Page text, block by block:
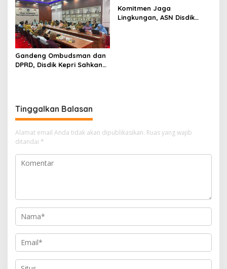
Gandeng Ombudsman dan
DPRD, Disdik Kepri Sahkan
Komitmen Jaga
Lingkungan, ASN Disdik
Tinggalkan Balasan
Alamat email Anda tidak akan dipublikasikan. Ruas yang wajib
ditandai *